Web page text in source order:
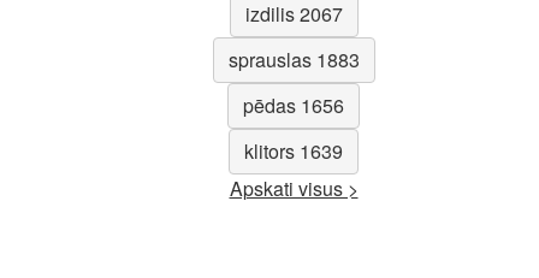
izdilis 2067
sprauslas 1883
pēdas 1656
klitors 1639
Apskati visus >